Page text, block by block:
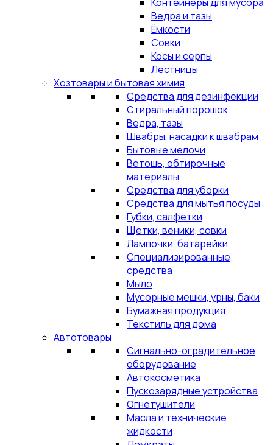
Ведра и тазы
Ёмкости
Совки
Косы и серпы
Лестницы
Хозтовары и бытовая химия
Средства для дезинфекции
Стиральный порошок
Ведра, тазы
Швабры, насадки к швабрам
Бытовые мелочи
Ветошь, обтирочные
материалы
Средства для уборки
Средства для мытья посуды
Губки, салфетки
Щетки, веники, совки
Лампочки, батарейки
Специализированные
средства
Мыло
Мусорные мешки, урны, баки
Бумажная продукция
Текстиль для дома
Автотовары
Сигнально-оградительное
оборудование
Автокосметика
Пускозарядные устройства
Огнетушители
Масла и технические
жидкости